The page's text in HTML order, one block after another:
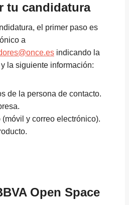
tu candidatura
el primer paso es
a
indicando la
la siguiente información:
de la persona de contacto.
(móvil y correo electrónico).
Open Space